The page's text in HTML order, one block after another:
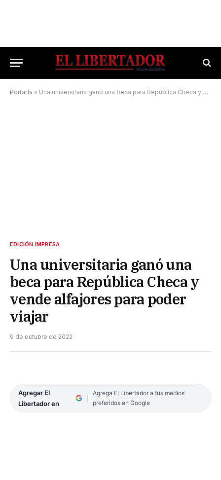
Portada » Una universitaria ganó una beca para República Checa y vende alfajores para poder viajar
EDICIÓN IMPRESA
Una universitaria ganó una
beca para República Checa y
vende alfajores para poder
viajar
9 de octubre de 2022
Agregar El
Libertador en
Agrega El Libertador a tus medios
preferidos en Google